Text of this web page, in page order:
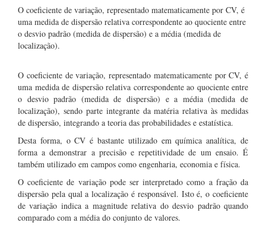
O coeficiente de variação, representado matematicamente por CV, é
uma medida de dispersão relativa correspondente ao quociente entre
o desvio padrão (medida de dispersão) e a média (medida de
localização).
O coeficiente de variação, representado matematicamente por CV, é
uma medida de dispersão relativa correspondente ao quociente entre
o desvio padrão (medida de dispersão) e a média (medida de
localização), sendo parte integrante da matéria relativa às medidas
de dispersão, integrando a teoria das probabilidades e estatística.
Desta forma, o CV é bastante utilizado em química analítica, de
forma a demonstrar a precisão e repetitividade de um ensaio. É
também utilizado em campos como engenharia, economia e física.
O coeficiente de variação pode ser interpretado como a fração da
dispersão pela qual a localização é responsável. Isto é, o coeficiente
de variação indica a magnitude relativa do desvio padrão quando
comparado com a média do conjunto de valores.